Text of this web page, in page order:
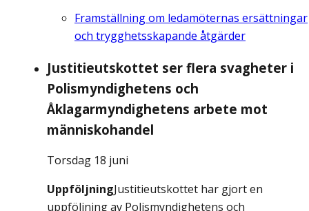
Framställning om ledamöternas ersättningar
och trygghetsskapande åtgärder
Justitieutskottet ser flera svagheter i
Polismyndighetens och
Åklagarmyndighetens arbete mot
människohandel
Torsdag 18 juni
UppföljningJustitieutskottet har gjort en
uppföljning av Polismyndighetens och